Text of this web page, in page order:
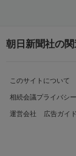
朝日新聞社の関
このサイトについて
相続会議プライバシ
運営会社 広告ガイド